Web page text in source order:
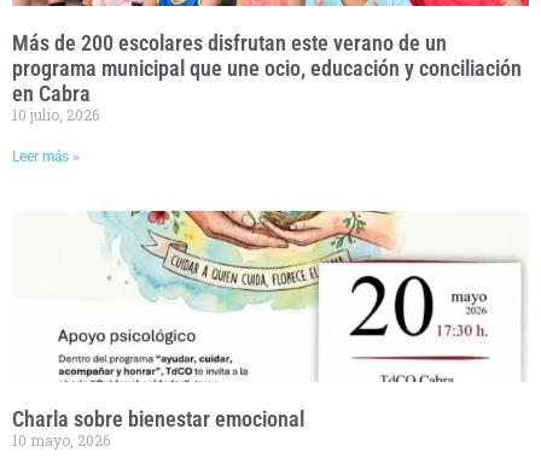
Más de 200 escolares disfrutan este verano de un
programa municipal que une ocio, educación y conciliación
en Cabra
10 julio, 2026
Leer más »
Charla sobre bienestar emocional
10 mayo, 2026